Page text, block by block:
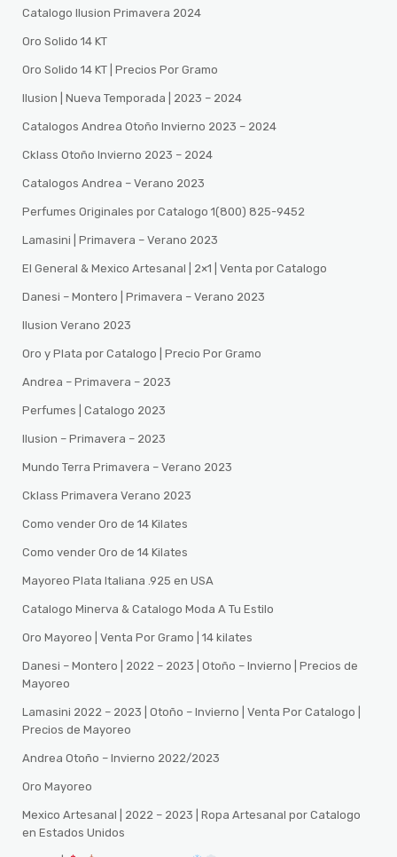
Catalogo Ilusion Primavera 2024
Oro Solido 14 KT
Oro Solido 14 KT | Precios Por Gramo
Ilusion | Nueva Temporada | 2023 – 2024
Catalogos Andrea Otoño Invierno 2023 – 2024
Cklass Otoño Invierno 2023 – 2024
Catalogos Andrea – Verano 2023
Perfumes Originales por Catalogo 1(800) 825-9452
Lamasini | Primavera – Verano 2023
El General & Mexico Artesanal | 2×1 | Venta por Catalogo
Danesi – Montero | Primavera – Verano 2023
Ilusion Verano 2023
Oro y Plata por Catalogo | Precio Por Gramo
Andrea – Primavera – 2023
Perfumes | Catalogo 2023
Ilusion – Primavera – 2023
Mundo Terra Primavera – Verano 2023
Cklass Primavera Verano 2023
Como vender Oro de 14 Kilates
Como vender Oro de 14 Kilates
Mayoreo Plata Italiana .925 en USA
Catalogo Minerva & Catalogo Moda A Tu Estilo
Oro Mayoreo | Venta Por Gramo | 14 kilates
Danesi – Montero | 2022 – 2023 | Otoño – Invierno | Precios de
Mayoreo
Lamasini 2022 – 2023 | Otoño – Invierno | Venta Por Catalogo |
Precios de Mayoreo
Andrea Otoño – Invierno 2022/2023
Oro Mayoreo
Mexico Artesanal | 2022 – 2023 | Ropa Artesanal por Catalogo
en Estados Unidos